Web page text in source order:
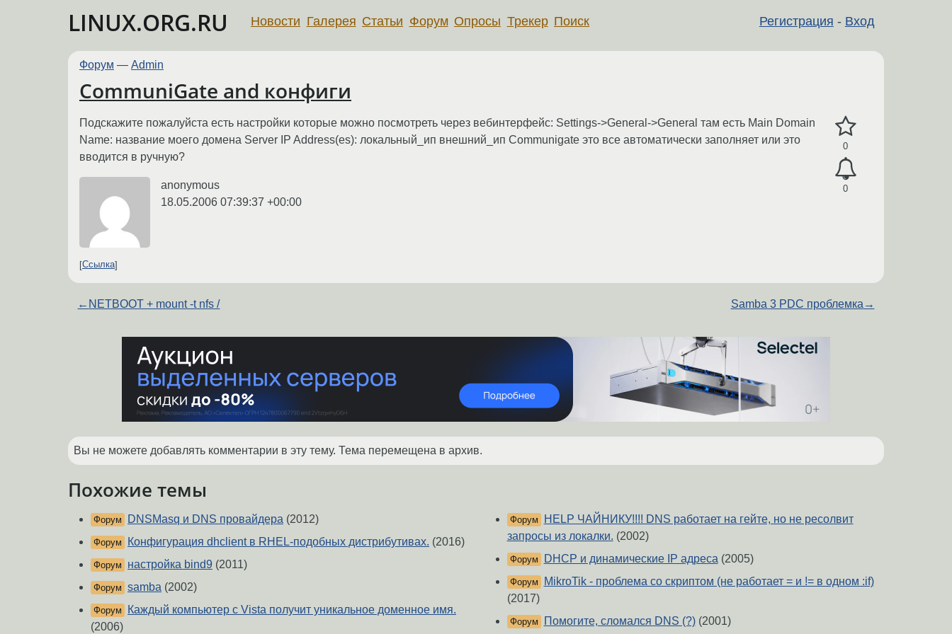
LINUX.ORG.RU Регистрация - Вход
Новости Галерея Статьи Форум Опросы Трекер Поиск
Форум — Admin
CommuniGate and конфиги
0
0
Подскажите пожалуйста есть настройки которые можно посмотреть через вебинтерфейс: Settings->General->General там есть Main Domain
Name: название моего домена Server IP Address(es): локальный_ип внешний_ип Communigate это все автоматически заполняет или это
вводится в ручную?
anonymous
18.05.2006 07:39:37 +00:00
Ссылка
← NETBOOT + mount -t nfs / Samba 3 PDC проблемка →
Вы не можете добавлять комментарии в эту тему. Тема перемещена в архив.
Похожие темы
Форум DNSMasq и DNS провайдера (2012)
Форум Конфигурация dhclient в RHEL-подобных дистрибутивах. (2016)
Форум настройка bind9 (2011)
Форум samba (2002)
Форум
Каждый компьютер с Vista получит уникальное доменное имя.
(2006)
Форум
HELP ЧАЙНИКУ!!!! DNS работает на гейте, но не ресолвит
запросы из локалки. (2002)
Форум DHCP и динамические IP адреса(2005)
Форум
MikroTik - проблема со скриптом (не работает = и != в одном :if)
(2017)
Форум Помогите, сломался DNS (?)(2001)